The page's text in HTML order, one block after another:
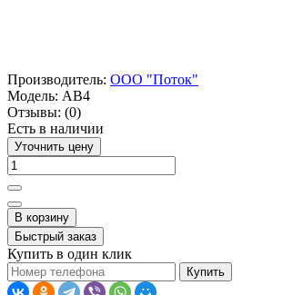
Производитель: ООО "Поток"
Модель: АВ4
Отзывы: (0)
Есть в наличии
Уточнить цену
В корзину
Быстрый заказ
Купить в один клик
Купить